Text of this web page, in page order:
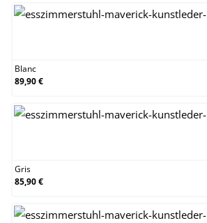
Blanc
89,90 €
Gris
85,90 €